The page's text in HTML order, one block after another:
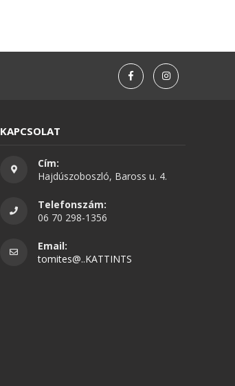
KAPCSOLAT
Cím:
Hajdúszoboszló, Baross u. 4.
Telefonszám:
06 70 298-1356
Email:
tomites@..KATTINTS